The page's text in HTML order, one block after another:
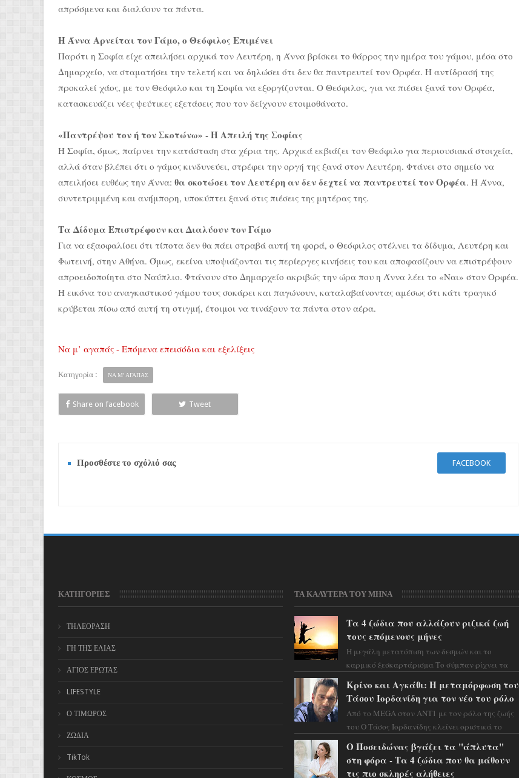
απρόσμενα και διαλύουν τα πάντα.
Η Άννα Αρνείται τον Γάμο, ο Θεόφιλος Επιμένει
Παρότι η Σοφία είχε απειλήσει αρχικά τον Λευτέρη, η Άννα βρίσκει το θάρρος την ημέρα του γάμου, μέσα στο
Δημαρχείο, να σταματήσει την τελετή και να δηλώσει ότι δεν θα παντρευτεί τον Ορφέα. Η αντίδρασή της
προκαλεί χάος, με τον Θεόφιλο και τη Σοφία να εξοργίζονται. Ο Θεόφιλος, για να πιέσει ξανά τον Ορφέα,
κατασκευάζει νέες ψεύτικες εξετάσεις που τον δείχνουν ετοιμοθάνατο.
«Παντρέψου τον ή τον Σκοτώνω» - Η Απειλή της Σοφίας
Η Σοφία, όμως, παίρνει την κατάσταση στα χέρια της. Αρχικά εκβιάζει τον Θεόφιλο για περιουσιακά στοιχεία,
αλλά όταν βλέπει ότι ο γάμος κινδυνεύει, στρέφει την οργή της ξανά στον Λευτέρη. Φτάνει στο σημείο να
απειλήσει ευθέως την Άννα: θα σκοτώσει τον Λευτέρη αν δεν δεχτεί να παντρευτεί τον Ορφέα. Η Άννα,
συντετριμμένη και ανήμπορη, υποκύπτει ξανά στις πιέσεις της μητέρας της.
Τα Δίδυμα Επιστρέφουν και Διαλύουν τον Γάμο
Για να εξασφαλίσει ότι τίποτα δεν θα πάει στραβά αυτή τη φορά, ο Θεόφιλος στέλνει τα δίδυμα, Λευτέρη και
Φωτεινή, στην Αθήνα. Όμως, εκείνα υποψιάζονται τις περίεργες κινήσεις του και αποφασίζουν να επιστρέψουν
απροειδοποίητα στο Ναύπλιο. Φτάνουν στο Δημαρχείο ακριβώς την ώρα που η Άννα λέει το «Ναι» στον Ορφέα.
Η εικόνα του αναγκαστικού γάμου τους σοκάρει και παγώνουν, καταλαβαίνοντας αμέσως ότι κάτι τραγικό
κρύβεται πίσω από αυτή τη στιγμή, έτοιμοι να τινάξουν τα πάντα στον αέρα.
Να μ’ αγαπάς - Επόμενα επεισόδια και εξελίξεις
Κατηγορία : ΝΑ Μ' ΑΓΑΠΑΣ
Share on facebook Tweet
Προσθέστε το σχόλιό σας FACEBOOK
ΚΑΤΗΓΟΡΙΕΣ
ΤΗΛΕΟΡΑΣΗ
ΓΗ ΤΗΣ ΕΛΙΑΣ
ΑΓΙΟΣ ΕΡΩΤΑΣ
LIFESTYLE
Ο ΤΙΜΩΡΟΣ
ΖΩΔΙΑ
TikTok
ΤΑ ΚΑΛΥΤΕΡΑ ΤΟΥ ΜΗΝΑ
Τα 4 ζώδια που αλλάζουν ριζικά ζωή
τους επόμενους μήνες
Η μεγάλη μετατόπιση των δεσμών και το
καρμικό ξεσκαρτάρισμα Το σύμπαν ρίχνει τα
προειδοποιεί: οι σελην...
Κρίνο και Αγκάθι: Η μεταμόρφωση του
Τάσου Ιορδανίδη για τον νέο του ρόλο
Από το MEGA στον ΑΝΤ1 με τον ρόλο της ζωής
του Ο Τάσος Ιορδανίδης κλείνει οριστικά το
Μόνο» ...
Ο Ποσειδώνας βγάζει τα "άπλυτα"
στη φόρα - Τα 4 ζώδια που θα μάθουν
τις πιο σκληρές αλήθειες